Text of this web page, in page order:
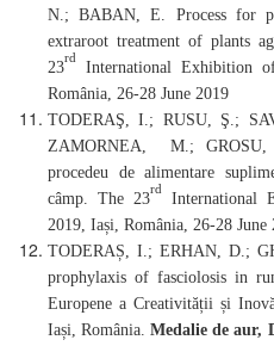
N.; BABAN, E. Process for
extraroot treatment of plants
23
rd
International Exhibition
România, 26-28 June 2019
TODERAŞ, I.; RUSU, Ş.;
ZAMORNEA, M.;
procedeu de alimentare
câmp. The 23
rd
International
2019, Iași, România, 26-28 June
TODERAȘ, I.; ERHAN, D.;
prophylaxis of fasciolosis in
Europene a Creativității și
Iași, România.Medalie de aur,